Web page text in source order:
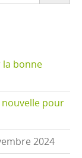
la bonne
pour
2024